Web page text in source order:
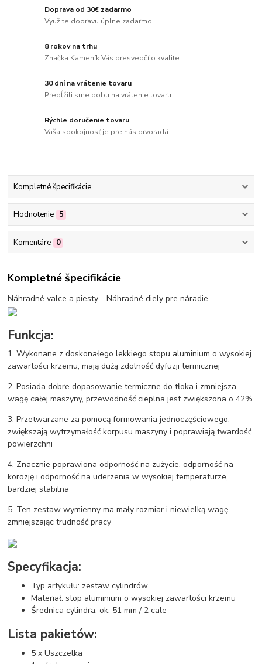
Doprava od 30€ zadarmo
Využite dopravu úplne zadarmo
8 rokov na trhu
Značka Kameník Vás presvedčí o kvalite
30 dní na vrátenie tovaru
Predĺžili sme dobu na vrátenie tovaru
Rýchle doručenie tovaru
Vaša spokojnosť je pre nás prvoradá
Kompletné špecifikácie
Hodnotenie 5
Komentáre 0
Kompletné špecifikácie
Náhradné valce a piesty - Náhradné diely pre náradie
Funkcja:
1. Wykonane z doskonałego lekkiego stopu aluminium o wysokiej
zawartości krzemu, mają dużą zdolność dyfuzji termicznej
2. Posiada dobre dopasowanie termiczne do tłoka i zmniejsza
wagę całej maszyny, przewodność cieplna jest zwiększona o 42%
3. Przetwarzane za pomocą formowania jednoczęściowego,
zwiększają wytrzymałość korpusu maszyny i poprawiają twardość
powierzchni
4. Znacznie poprawiona odporność na zużycie, odporność na
korozję i odporność na uderzenia w wysokiej temperaturze,
bardziej stabilna
5. Ten zestaw wymienny ma mały rozmiar i niewielką wagę,
zmniejszając trudność pracy
Specyfikacja:
Typ artykułu: zestaw cylindrów
Materiał: stop aluminium o wysokiej zawartości krzemu
Średnica cylindra: ok. 51 mm / 2 cale
Lista pakietów:
5 x Uszczelka